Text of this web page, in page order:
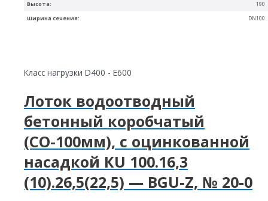
Ширина сечения: DN100
Высота: 190
Класс нагрузки D400 - E600
Лоток водоотводный
бетонный коробчатый
(СО-100мм), с оцинкованной
насадкой КU 100.16,3
(10).26,5(22,5) — BGU-Z, № 20-0